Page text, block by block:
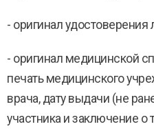
- оригинал удостоверения
- оригинал медицинской
печать медицинского
врача, дату выдачи (не
участника и заключение о